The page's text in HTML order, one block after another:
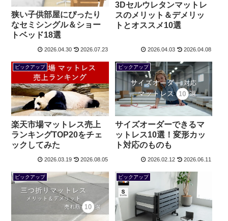
狭い子供部屋にぴったり
なセミシングル＆ショー
トベッド18選
2026.04.30 2026.07.23
3Dセルウレタンマットレ
スのメリット＆デメリッ
トとオススメ10選
2026.04.03 2026.04.08
ピックアップ
楽天市場マットレス売上
ランキングTOP20をチェ
ックしてみた
2026.03.19 2026.08.05
ピックアップ
サイズオーダーできるマ
ットレス10選！変形カッ
ト対応のものも
2026.02.12 2026.06.11
ピックアップ ピックアップ